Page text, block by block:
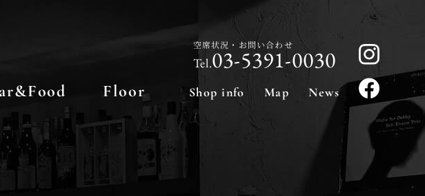
空席状況・お問い合わせ
Tel.03-5391-0030
Floor Shop info Map News